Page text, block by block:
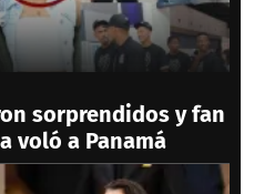
sorprendidos y fan
voló a Panamá